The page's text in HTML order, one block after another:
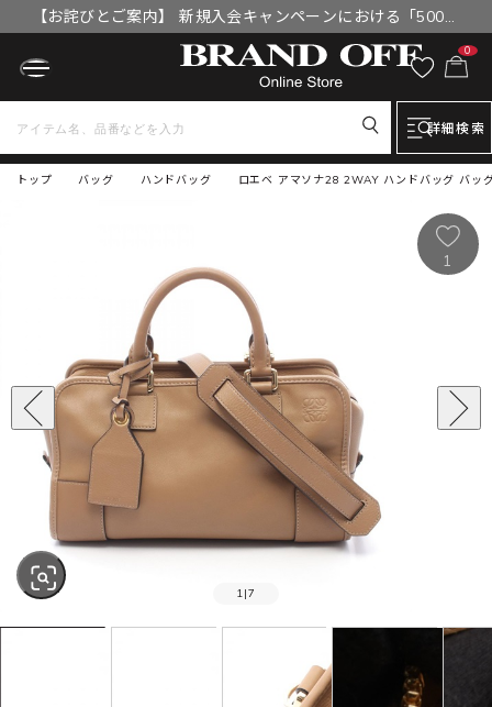
【お詫びとご案内】 新規入会キャンペーンにおける「500円
OFFクーポン」付与漏れと補填について
0
詳細検索
トップ ロエベ アマソナ28 2WAY ハンドバッグ バッ
バッグ ハンドバッグ
SOLD OUT
1 |7
1